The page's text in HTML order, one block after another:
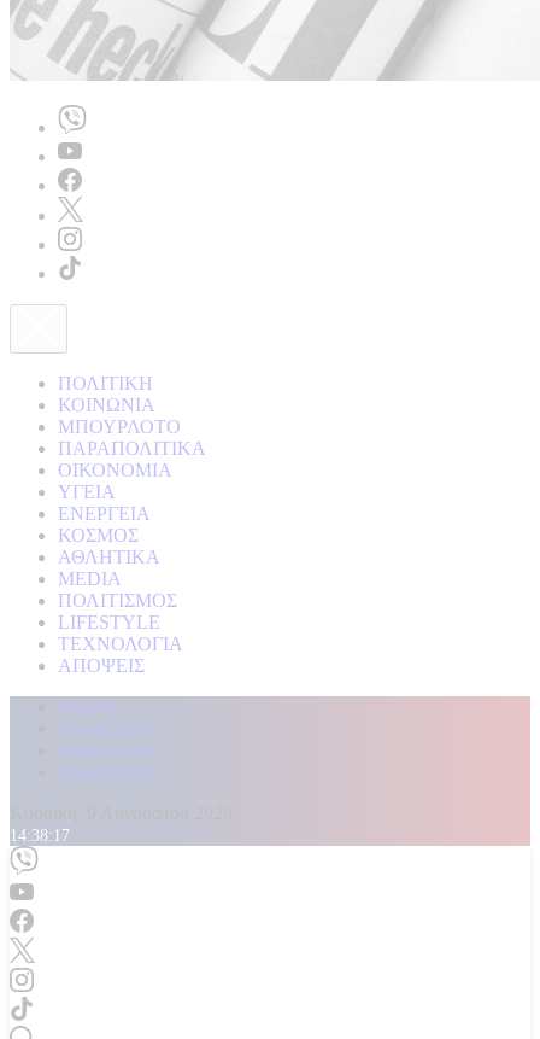
ΠΟΛΙΤΙΚΗ
ΚΟΙΝΩΝΙΑ
ΜΠΟΥΡΛΟΤΟ
ΠΑΡΑΠΟΛΙΤΙΚΑ
ΟΙΚΟΝΟΜΙΑ
ΥΓΕΙΑ
ΕΝΕΡΓΕΙΑ
ΚΟΣΜΟΣ
ΑΘΛΗΤΙΚΑ
MEDIA
ΠΟΛΙΤΙΣΜΟΣ
LIFESTYLE
ΤΕΧΝΟΛΟΓΙΑ
ΑΠΟΨΕΙΣ
Αρχική
Kontra Live
Καταγγελίες
Επικοινωνία
14:38:18